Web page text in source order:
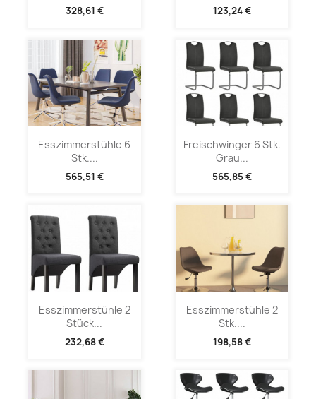
328,61 € 123,24 €
Esszimmerstühle 6
Stk....
565,51 €
Freischwinger 6 Stk.
Grau...
565,85 €
Esszimmerstühle 2
Stück...
232,68 €
Esszimmerstühle 2
Stk....
198,58 €